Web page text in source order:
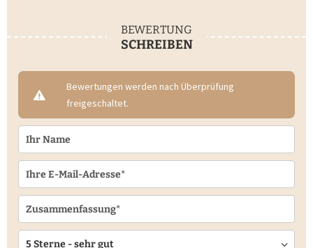
BEWERTUNG
SCHREIBEN
Bewertungen werden nach Überprüfung
freigeschaltet.